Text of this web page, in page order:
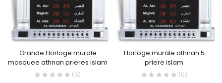
Grande Horloge murale
mosquee athnan prieres islam
(0)
Horloge murale athnan 5
priere islam
(0)